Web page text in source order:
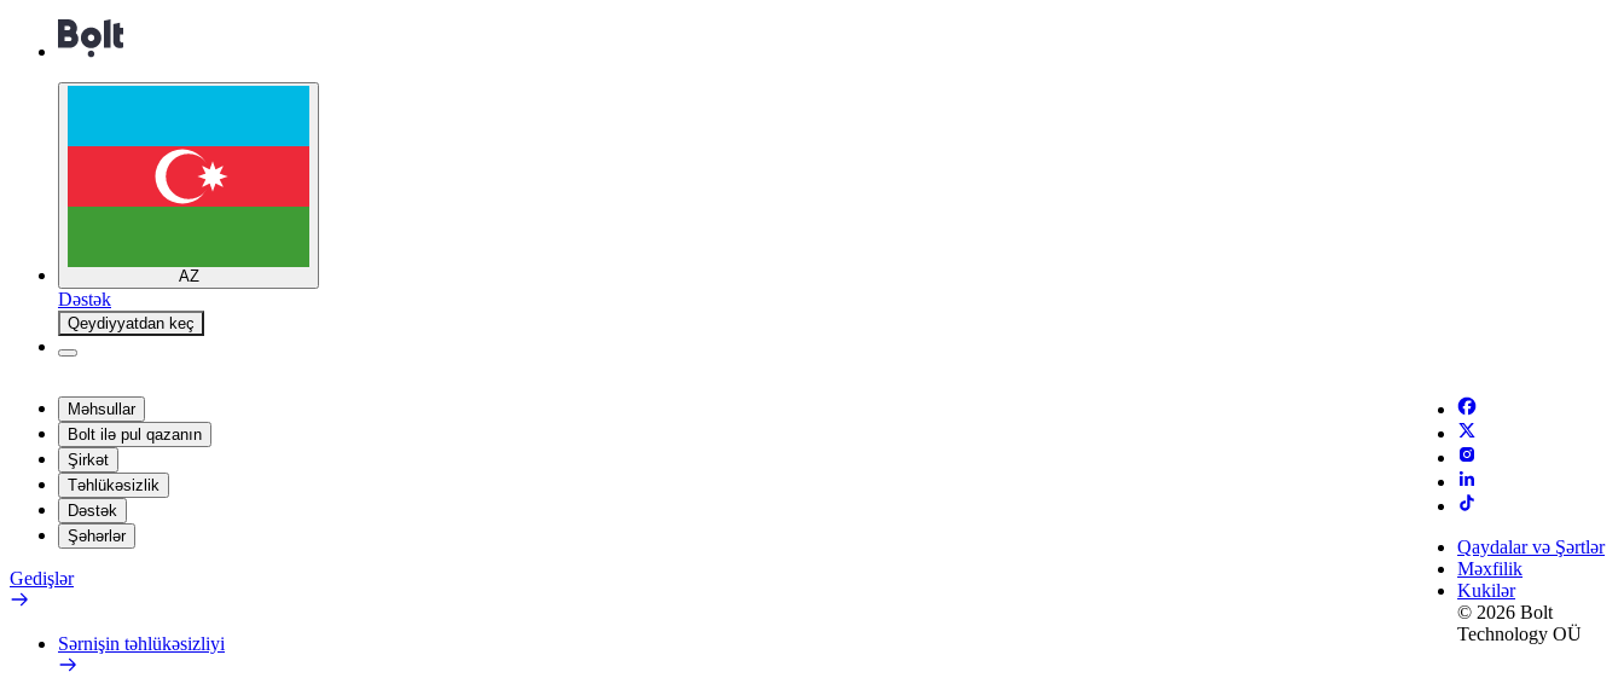
AZ
Dəstək
Qeydiyyatdan keç
Məhsullar
Bolt ilə pul qazanın
Şirkət
Təhlükəsizlik
Dəstək
Şəhərlər
Gedişlər
Sərnişin təhlükəsizliyi
Qaydalar və Şərtlər
Məxfilik
Kukilər
© 2026 Bolt
Technology OÜ